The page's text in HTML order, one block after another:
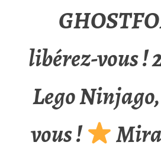
libérez-vous !
Lego
vous !